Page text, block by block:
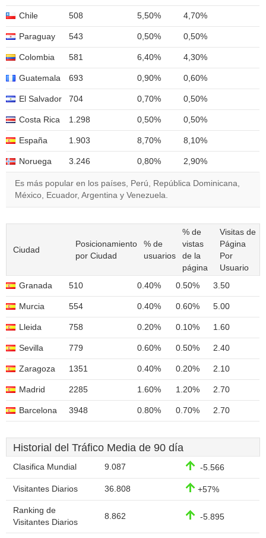
Chile 508 5,50% 4,70%
Paraguay 543 0,50% 0,50%
Colombia 581 6,40% 4,30%
Guatemala 693 0,90% 0,60%
El Salvador 704 0,70% 0,50%
Costa Rica 1.298 0,50% 0,50%
España 1.903 8,70% 8,10%
Noruega 3.246 0,80% 2,90%
Es más popular en los países, Perú, República Dominicana,
México, Ecuador, Argentina y Venezuela.
Ciudad
Posicionamiento
por Ciudad
% de
usuarios
% de
vistas
de la
página
Visitas de
Página
Por
Usuario
Granada
510 0.40% 0.50% 3.50
Murcia 554 0.40% 0.60% 5.00
Lleida 758 0.20% 0.10% 1.60
Sevilla 779 0.60% 0.50% 2.40
Zaragoza 1351 0.40% 0.20% 2.10
Madrid 2285 1.60% 1.20% 2.70
Barcelona 3948 0.80% 0.70% 2.70
Historial del Tráfico Media de 90 día
Clasifica Mundial 9.087 -5.566
Visitantes Diarios 36.808 +57%
Ranking de
Visitantes Diarios
8.862 -5.895